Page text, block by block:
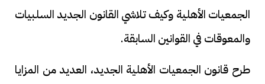
الجمعيات الأهلية وكيف تلاشي القانون الجديد السلبيات
والمعوقات في القوانين السابقة.
طرح قانون الجمعيات الأهلية الجديد، العديد من المزايا